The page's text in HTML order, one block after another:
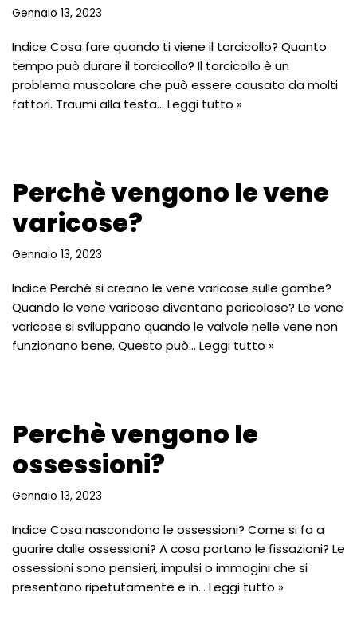
Gennaio 13, 2023
Indice Cosa fare quando ti viene il torcicollo? Quanto
tempo può durare il torcicollo? Il torcicollo è un
problema muscolare che può essere causato da molti
fattori. Traumi alla testa… Leggi tutto »
Perchè vengono le vene
varicose?
Gennaio 13, 2023
Indice Perché si creano le vene varicose sulle gambe?
Quando le vene varicose diventano pericolose? Le vene
varicose si sviluppano quando le valvole nelle vene non
funzionano bene. Questo può… Leggi tutto »
Perchè vengono le
ossessioni?
Gennaio 13, 2023
Indice Cosa nascondono le ossessioni? Come si fa a
guarire dalle ossessioni? A cosa portano le fissazioni? Le
ossessioni sono pensieri, impulsi o immagini che si
presentano ripetutamente e in… Leggi tutto »